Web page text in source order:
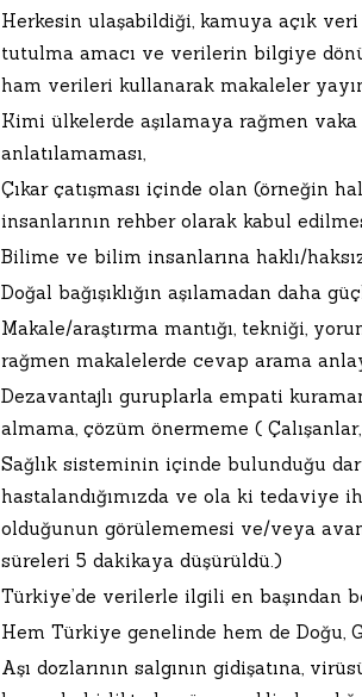
Herkesin ulaşabildiği, kamuya açık
tutulma amacı ve verilerin bilgiye
ham verileri kullanarak makaleler
Kimi ülkelerde aşılamaya rağmen vaka
anlatılamaması,
Çıkar çatışması içinde olan (örneğin
insanlarının rehber olarak kabul
Bilime ve bilim insanlarına haklı/
Doğal bağışıklığın aşılamadan daha
Makale/araştırma mantığı, tekniği,
rağmen makalelerde cevap arama
Dezavantajlı guruplarla empati
almama, çözüm önermeme (
Sağlık sisteminin içinde bulunduğu
hastalandığımızda ve ola ki
olduğunun görülememesi ve/veya
süreleri 5 dakikaya düşürüldü.)
Türkiye’de verilerle ilgili en başından
Hem Türkiye genelinde hem de Doğu,
Aşı dozlarının salgının gidişatına,